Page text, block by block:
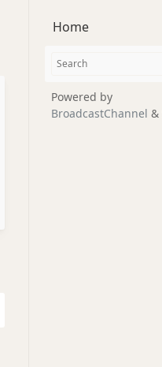
Home
Powered by
BroadcastChannel &